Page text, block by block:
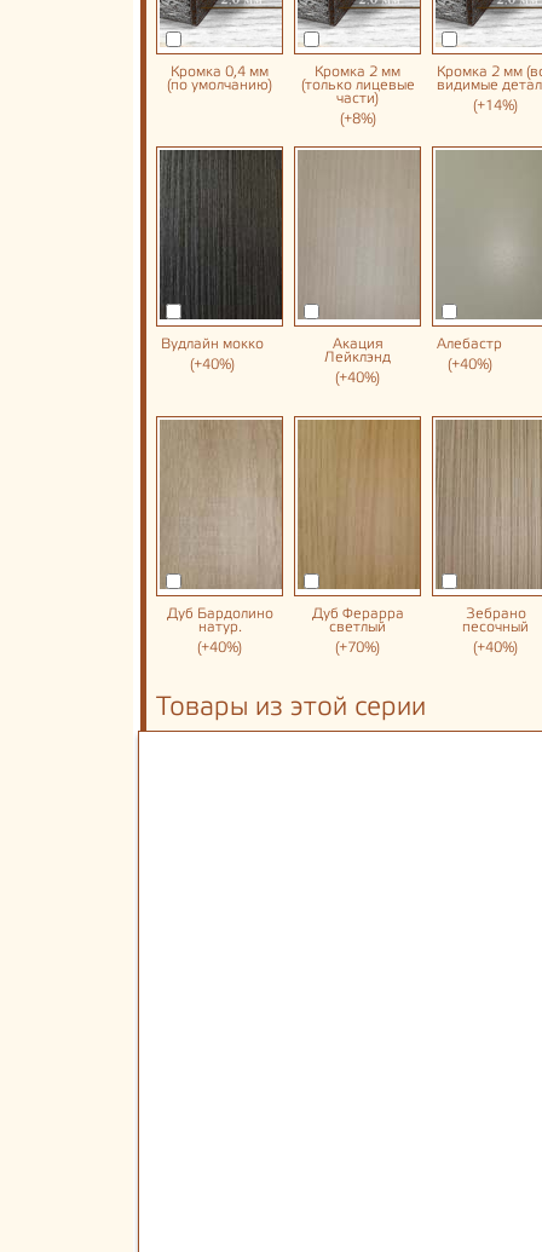
Кромка 0,4 мм
(по умолчанию)
Кромка 2 мм
(только лицевые
части)
(+8%)
Кромка 2 мм
видимые
(+14%)
Вудлайн мокко
(+40%)
Акация
Лейклэнд
(+40%)
Алебастр
(+40%)
Дуб Бардолино
натур.
(+40%)
Дуб Ферарра
светлый
(+70%)
Зебрано
песочный
(+40%)
Товары из этой серии